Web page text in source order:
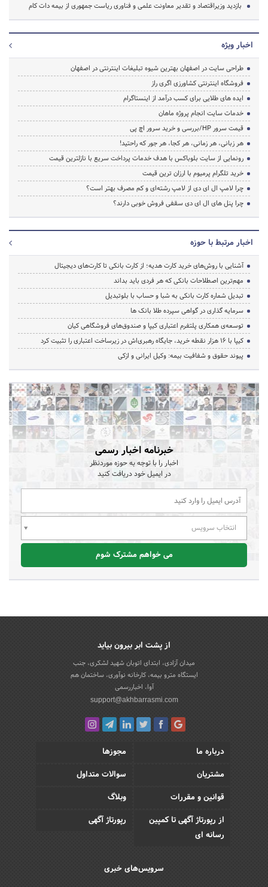
بازدید وزیراقتصاد و تقدیر معاونت علمی و فناوری ریاست جمهوری از بیمه دات کام
اخبار ویژه
طراحی سایت در اصفهان بهترین شیوه تبلیغات اینترنتی در اصفهان
فروشگاه اینترنتی کشاورزی اگری راز
ایده های طلایی برای کسب درآمد از اینستاگرام
خدمات سایت انجام پروژه ماهان
قیمت سرور HP/بررسی و خرید سرور اچ پی
هر زبانی، هر زمانی، هر کجا، هر جور که راحتید!
رونمایی از سایت بلوباکس با هدف خدمات پرداخت سریع با نازلترین قیمت
خرید تلگرام پرمیوم با ارزان ترین قیمت
چرا لامپ ال ای دی از لامپ رشته‌ای و کم مصرف بهتر است؟
چرا پنل های ال ای دی سقفی فروش خوبی دارند؟
اخبار مرتبط با حوزه
آشنایی با روش‌های خرید کارت هدیه؛ از کارت بانکی تا کارت‌های دیجیتال
مهم‌ترین اصطلاحات بانکی که هر فردی باید بداند
تبدیل شماره کارت بانکی به شبا و حساب با بلوتبدیل
سرمایه گذاری در گواهی سپرده طلا بانک ها
توسعه‌ی همکاری‌ پلتفرم اعتباری کیپا و صندوق‌های فروشگاهی کیان
کیپا با ۱۶ هزار نقطه خرید، جایگاه رهبری‌اش در زیرساخت اعتباری را تثبیت کرد
پیوند حقوق و شفافیت بیمه: وکیل ایرانی و ازکی
خبرنامه اخبار رسمی
اخبار را با توجه به حوزه موردنظر
در ایمیل خود دریافت کنید
انتخاب سرویس
می خواهم مشترک شوم
از پشت ابر بیرون بیاید
میدان آزادی، ابتدای اتوبان شهید لشکری، جنب
ایستگاه مترو بیمه، کارخانه نوآوری، ساختمان هم
آوا، اخباررسمی
support@akhbarrasmi.com
درباره ما
مجوزها
مشتریان
سوالات متداول
قوانین و مقررات
وبلاگ
از رپورتاژ آگهی تا کمپین
رسانه ای
رپورتاژ آگهی
سرویس‌های خبری